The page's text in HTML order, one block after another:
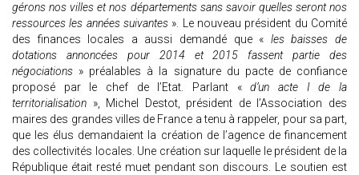
gérons nos villes et nos départements sans savoir quelles seront nos
ressources les années suivantes ». Le nouveau président du Comité
des finances locales a aussi demandé que « les baisses de
dotations annoncées pour 2014 et 2015 fassent partie des
négociations » préalables à la signature du pacte de confiance
proposé par le chef de l’Etat. Parlant «d’un acte I de la
territorialisation », Michel Destot, président de l’Association des
maires des grandes villes de France a tenu à rappeler, pour sa part,
que les élus demandaient la création de l’agence de financement
des collectivités locales. Une création sur laquelle le président de la
République était resté muet pendant son discours. Le soutien est